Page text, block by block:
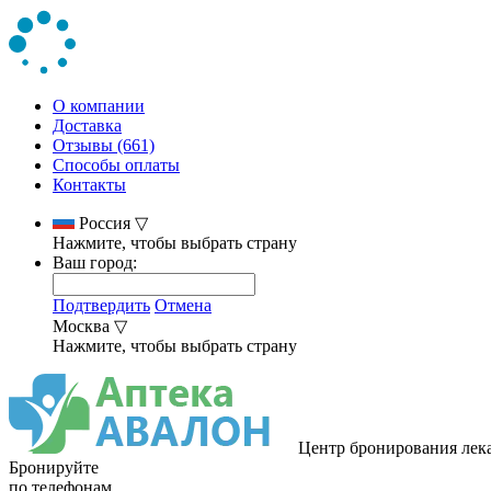
О компании
Доставка
Отзывы (661)
Способы оплаты
Контакты
Россия ▽
Нажмите, чтобы выбрать страну
Ваш город:
Подтвердить Отмена
Москва ▽
Нажмите, чтобы выбрать страну
Центр бронирования
Бронируйте
по телефонам